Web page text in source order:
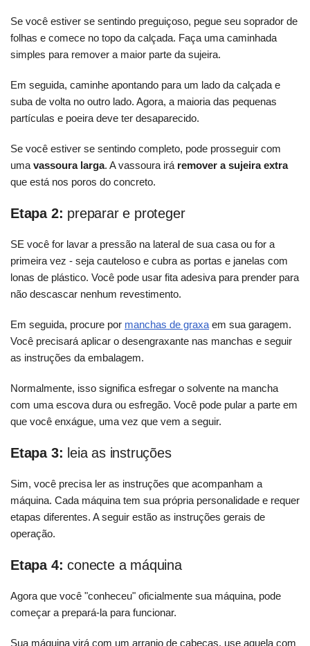
Se você estiver se sentindo preguiçoso, pegue seu soprador de
folhas e comece no topo da calçada. Faça uma caminhada
simples para remover a maior parte da sujeira.
Em seguida, caminhe apontando para um lado da calçada e
suba de volta no outro lado. Agora, a maioria das pequenas
partículas e poeira deve ter desaparecido.
Se você estiver se sentindo completo, pode prosseguir com
uma vassoura larga. A vassoura irá remover a sujeira extra
que está nos poros do concreto.
Etapa 2: preparar e proteger
SE você for lavar a pressão na lateral de sua casa ou for a
primeira vez - seja cauteloso e cubra as portas e janelas com
lonas de plástico. Você pode usar fita adesiva para prender para
não descascar nenhum revestimento.
Em seguida, procure por manchas de graxa em sua garagem.
Você precisará aplicar o desengraxante nas manchas e seguir
as instruções da embalagem.
Normalmente, isso significa esfregar o solvente na mancha
com uma escova dura ou esfregão. Você pode pular a parte em
que você enxágue, uma vez que vem a seguir.
Etapa 3: leia as instruções
Sim, você precisa ler as instruções que acompanham a
máquina. Cada máquina tem sua própria personalidade e requer
etapas diferentes. A seguir estão as instruções gerais de
operação.
Etapa 4: conecte a máquina
Agora que você "conheceu" oficialmente sua máquina, pode
começar a prepará-la para funcionar.
Sua máquina virá com um arranjo de cabeças, use aquela com